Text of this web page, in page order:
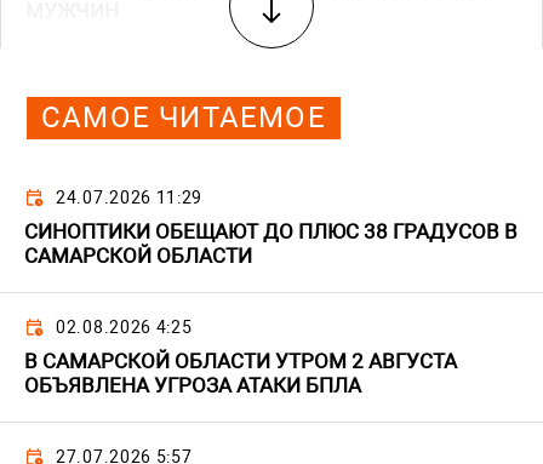
САМОЕ ЧИТАЕМОЕ
24.07.2026 11:29
СИНОПТИКИ ОБЕЩАЮТ ДО ПЛЮС 38 ГРАДУСОВ В
САМАРСКОЙ ОБЛАСТИ
02.08.2026 4:25
В САМАРСКОЙ ОБЛАСТИ УТРОМ 2 АВГУСТА
ОБЪЯВЛЕНА УГРОЗА АТАКИ БПЛА
27.07.2026 5:57